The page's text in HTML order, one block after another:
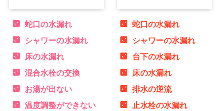
蛇口の水漏れ
シャワーの水漏れ
床の水漏れ
混合水栓の交換
お湯が出ない
温度調整ができない
蛇口の水漏れ
シャワーの水漏れ
台下の水漏れ
床の水漏れ
排水の逆流
止水栓の水漏れ